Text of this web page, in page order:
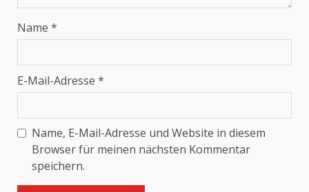
Name *
E-Mail-Adresse *
Name, E-Mail-Adresse und Website in diesem
Browser für meinen nächsten Kommentar
speichern.